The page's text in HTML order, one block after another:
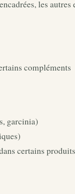
les autres
compléments
garcinia)
certains produits